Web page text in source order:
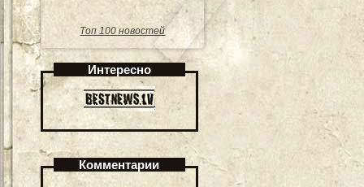
Топ 100 новостей
Интересно
Комментарии